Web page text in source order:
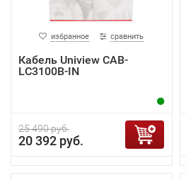
избранное сравнить
Кабель Uniview CAB-
LC3100B-IN
25 490 руб.
20 392 руб.